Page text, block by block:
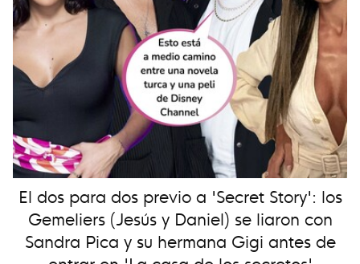
El dos para dos previo a 'Secret Story': los
Gemeliers (Jesús y Daniel) se liaron con
Sandra Pica y su hermana Gigi antes de